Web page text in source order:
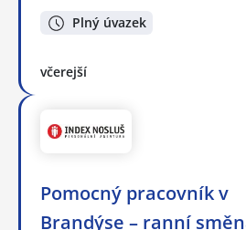
Plný úvazek
včerejší
Pomocný pracovník v
Brandýse – ranní